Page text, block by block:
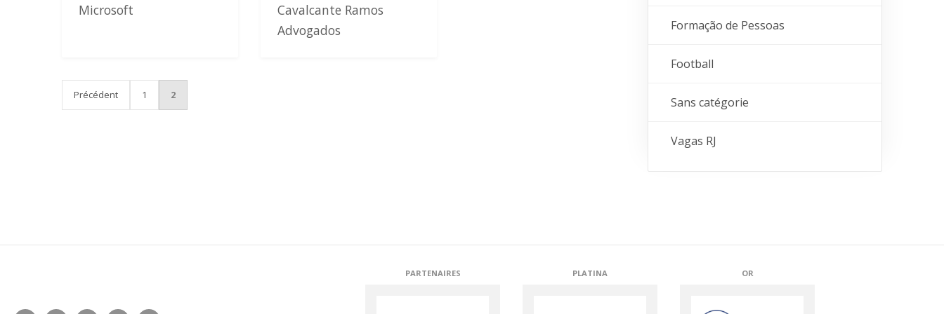
Microsoft
Cavalcante Ramos
Advogados
PAGINATION DES PUBLICATIONS
Précédent 1 2
Formação de Pessoas
Football
Sans catégorie
Vagas RJ
PARTENAIRES PLATINA OR